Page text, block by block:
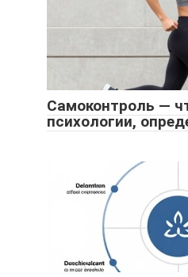
Самоконтроль —
психологии,